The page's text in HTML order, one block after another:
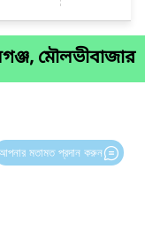
মৌলভীবাজার
মতামত প্রদান করুন